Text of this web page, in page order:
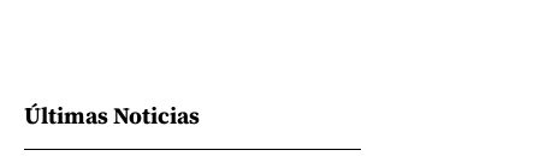
Últimas Noticias